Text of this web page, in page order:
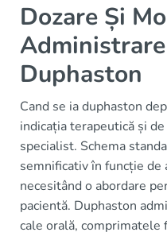
Dozare Și
Duphaston
Cand se ia duphaston
indicația terapeutică și
specialist. Schema
semnificativ în funcție de
necesitând o abordare
pacientă. Duphaston
cale orală,